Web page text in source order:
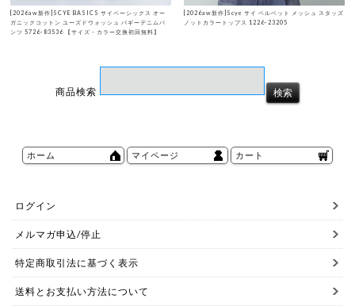
[2026aw新作]SCYE BASICS サイベーシックス オー
ガニックコットン ユーズドウォッシュ バギーデニムパ
ンツ 5726-83536 【サイズ・カラー交換初回無料】
[2026aw新作]Scye サイ ベルベット メッシュ スタッズ
ノットカラートップス 1226-23205
商品検索
ホーム マイページ カート
ログイン
メルマガ申込/停止
特定商取引法に基づく表示
送料とお支払い方法について